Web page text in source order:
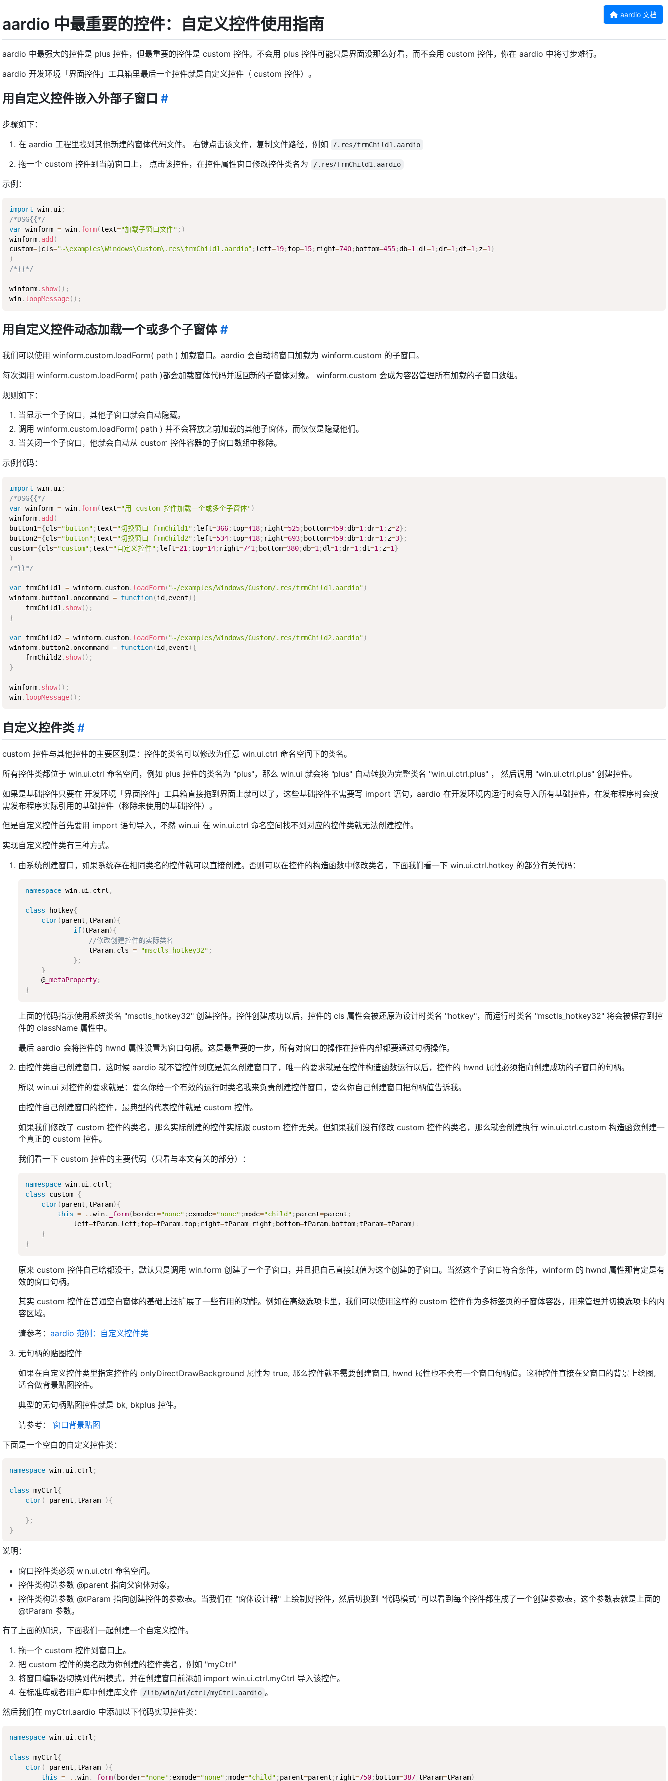
aardio 文档
aardio 中最重要的控件：自定义控件使用指南
aardio 中最强大的控件是 plus 控件，但最重要的控件是 custom 控件。不会用 plus 控件可能只是界面没那么好看，而不会用 custom 控件，你在 aardio 中将寸步难行。
aardio 开发环境「界面控件」工具箱里最后一个控件就是自定义控件（ custom 控件）。
用自定义控件嵌入外部子窗口 #
步骤如下：
在 aardio 工程里找到其他新建的窗体代码文件。 右键点击该文件，复制文件路径，例如
/.res/frmChild1.aardio
拖一个 custom 控件到当前窗口上， 点击该控件，在控件属性窗口修改控件类名为 /.res/frmChild1.aardio
示例：
import win. ui;
/*DSG{{*/
var winform = win. form(text="加载子窗口文件" ; )
winform. add (
custom={cls="~\examples\Windows\Custom\.res\frmChild1.aardio" ; left=19;top=15; right=740; bottom=455;db=1;dl=1;dr=1;dt=1; z=1}
)
/*}}*/
winform. show( ) ;
win. loopMessage( ) ;
用自定义控件动态加载一个或多个子窗体#
我们可以使用 winform.custom.loadForm( path ) 加载窗口。aardio 会自动将窗口加载为 winform.custom 的子窗口。
每次调用 winform.custom.loadForm( path )都会加载窗体代码并返回新的子窗体对象。 winform.custom 会成为容器管理所有加载的子窗口数组。
规则如下：
当显示一个子窗口，其他子窗口就会自动隐藏。
调用 winform.custom.loadForm( path ) 并不会释放之前加载的其他子窗体，而仅仅是隐藏他们。
当关闭一个子窗口，他就会自动从 custom 控件容器的子窗口数组中移除。
示例代码：
import win. ui ;
/*DSG{{*/
var winform = win. form(text="用 custom 控件加载一个或多个子窗体")
winform. add (
button1={cls="button" ;text="切换窗口 frmChild1" ; left=366;top=418; right=525; bottom=459;db=1 ;dr=1 ; z=2} ;
button2={cls="button" ;text="切换窗口 frmChild2" ; left=534;top=418; right=693; bottom=459;db=1 ;dr=1 ; z=3} ;
custom={cls="custom" ;text="自定义控件" ; left=21 ;top=14; right=741 ; bottom=380;db=1 ;dl=1 ;dr=1 ;dt=1 ; z=1}
)
/*}}*/
var frmChild1 = winform. custom. loadForm( "~/examples/Windows/Custom/.res/frmChild1.aardio")
winform. button1 . oncommand = function(id , event){
    frmChild1
. show( ) ;
}
var frmChild2 = winform. custom. loadForm( "~/examples/Windows/Custom/.res/frmChild2.aardio")
winform. button2. oncommand = function(id , event){
    frmChild2
. show( ) ;
}
winform. show( ) ;
win. loopMessage( ) ;
自定义控件类#
custom 控件与其他控件的主要区别是：控件的类名可以修改为任意 win.ui.ctrl 命名空间下的类名。
所有控件类都位于 win.ui.ctrl 命名空间，例如 plus 控件的类名为 "plus"，那么 win.ui 就会将 "plus" 自动转换为完整类名 "win.ui.ctrl.plus" ， 然后调用 "win.ui.ctrl.plus" 创建控件。
如果是基础控件只要在 开发环境「界面控件」工具箱直接拖到界面上就可以了，这些基础控件不需要写 import 语句，aardio 在开发环境内运行时会导入所有基础控件，在发布程序时会按
需发布程序实际引用的基础控件（移除未使用的基础控件）。
但是自定义控件首先要用 import 语句导入，不然 win.ui 在 win.ui.ctrl 命名空间找不到对应的控件类就无法创建控件。
实现自定义控件类有三种方式。
由系统创建窗口，如果系统存在相同类名的控件就可以直接创建。否则可以在控件的构造函数中修改类名，下面我们看一下 win.ui.ctrl.hotkey 的部分有关代码：
namespace win. ui . ctrl ;
class hotkey{
ctor(parent ,tParam){
if(tParam){
//修改创建控件的实际类名
                tParam
. cls = "msctls_hotkey32" ;
} ;
}
    @
_metaProperty;
}
上面的代码指示使用系统类名 "msctls_hotkey32" 创建控件。控件创建成功以后，控件的 cls 属性会被还原为设计时类名 "hotkey"，而运行时类名 "msctls_hotkey32" 将会被保存到控
件的 className 属性中。
最后 aardio 会将控件的 hwnd 属性设置为窗口句柄。这是最重要的一步，所有对窗口的操作在控件内部都要通过句柄操作。
由控件类自己创建窗口，这时候 aardio 就不管控件到底是怎么创建窗口了，唯一的要求就是在控件构造函数运行以后，控件的 hwnd 属性必须指向创建成功的子窗口的句柄。
所以 win.ui 对控件的要求就是：要么你给一个有效的运行时类名我来负责创建控件窗口，要么你自己创建窗口把句柄值告诉我。
由控件自己创建窗口的控件，最典型的代表控件就是 custom 控件。
如果我们修改了 custom 控件的类名，那么实际创建的控件实际跟 custom 控件无关。但如果我们没有修改 custom 控件的类名，那么就会创建执行 win.ui.ctrl.custom 构造函数创建一
个真正的 custom 控件。
我们看一下 custom 控件的主要代码（只看与本文有关的部分）：
namespace win. ui. ctrl ;
class
custom {
ctor(parent ,tParam){
this = ..win. _form( border="none" ; exmode="none" ;mode="child" ; parent=parent ;
            left
=tParam. left ;top=tParam.top; right=tParam. right ; bottom=tParam. bottom;tParam=tParam) ;
}
}
原来 custom 控件自己啥都没干，默认只是调用 win.form 创建了一个子窗口，并且把自己直接赋值为这个创建的子窗口。当然这个子窗口符合条件，winform 的 hwnd 属性那肯定是有
效的窗口句柄。
其实 custom 控件在普通空白窗体的基础上还扩展了一些有用的功能。例如在高级选项卡里，我们可以使用这样的 custom 控件作为多标签页的子窗体容器，用来管理并切换选项卡的内
容区域。
请参考： aardio 范例：自定义控件类
无句柄的贴图控件
如果在自定义控件类里指定控件的 onlyDirectDrawBackground 属性为 true, 那么控件就不需要创建窗口, hwnd 属性也不会有一个窗口句柄值。这种控件直接在父窗口的背景上绘图,
适合做背景贴图控件。
典型的无句柄贴图控件就是 bk, bkplus 控件。
请参考： 窗口背景贴图
下面是一个空白的自定义控件类：
namespace win. ui . ctrl ;
class myCtrl {
ctor( parent ,tParam ){
} ;
}
说明：
窗口控件类必须 win.ui.ctrl 命名空间。
控件类构造参数 @parent 指向父窗体对象。
控件类构造参数 @tParam 指向创建控件的参数表。当我们在 "窗体设计器" 上绘制好控件，然后切换到 "代码模式" 可以看到每个控件都生成了一个创建参数表，这个参数表就是上面的
@tParam 参数。
有了上面的知识，下面我们一起创建一个自定义控件。
拖一个 custom 控件到窗口上。
把 custom 控件的类名改为你创建的控件类名，例如 "myCtrl"
将窗口编辑器切换到代码模式，并在创建窗口前添加 import win.ui.ctrl.myCtrl 导入该控件。
在标准库或者用户库中创建库文件
/lib/win/ui/ctrl/myCtrl.aardio 。
然后我们在 myCtrl.aardio 中添加以下代码实现控件类：
namespace win. ui. ctrl ;
class myCtrl{
ctor( parent ,tParam ){
this = ..win. _form( border="none" ; exmode="none" ;mode="child" ; parent=parent ; right=750; bottom=387;tParam=tParam)